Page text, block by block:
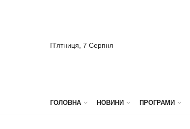
П’ятниця, 7 Серпня
ГОЛОВНА НОВИНИ ПРОГРАМИ